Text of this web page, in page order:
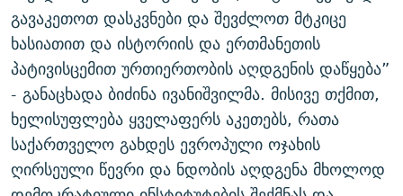
გავაკეთოთ დასკვნები და შევძლოთ მტკიცე
ხასიათით და ისტორიის და ერთმანეთის
პატივისცემით ურთიერთობის აღდგენის დაწყება”
- განაცხადა ბიძინა ივანიშვილმა. მისივე თქმით,
ხელისუფლება ყველაფერს აკეთებს, რათა
საქართველო გახდეს ევროპული ოჯახის
ღირსეული წევრი და ნდობის აღდგენა მხოლოდ